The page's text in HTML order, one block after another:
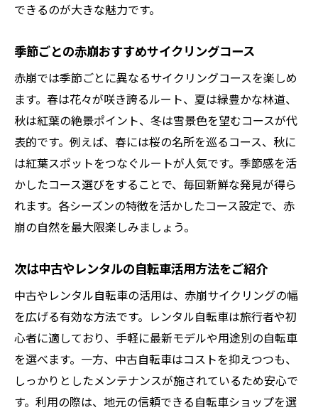
できるのが大きな魅力です。
季節ごとの赤崩おすすめサイクリングコース
赤崩では季節ごとに異なるサイクリングコースを楽しめ
ます。春は花々が咲き誇るルート、夏は緑豊かな林道、
秋は紅葉の絶景ポイント、冬は雪景色を望むコースが代
表的です。例えば、春には桜の名所を巡るコース、秋に
は紅葉スポットをつなぐルートが人気です。季節感を活
かしたコース選びをすることで、毎回新鮮な発見が得ら
れます。各シーズンの特徴を活かしたコース設定で、赤
崩の自然を最大限楽しみましょう。
次は中古やレンタルの自転車活用方法をご紹介
中古やレンタル自転車の活用は、赤崩サイクリングの幅
を広げる有効な方法です。レンタル自転車は旅行者や初
心者に適しており、手軽に最新モデルや用途別の自転車
を選べます。一方、中古自転車はコストを抑えつつも、
しっかりとしたメンテナンスが施されているため安心で
す。利用の際は、地元の信頼できる自転車ショップを選